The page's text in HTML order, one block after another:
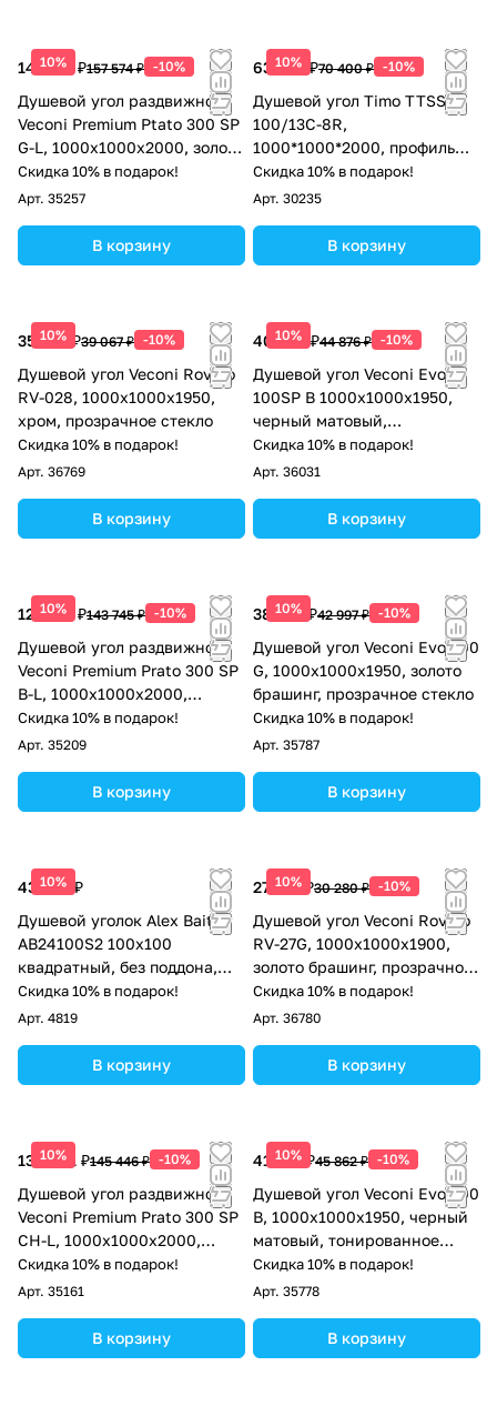
10%
141 817 ₽157 574 ₽ -10%
Душевой угол раздвижной
Veconi Premium Ptato 300 SP
G-L, 1000х1000x2000, золото
брашированный, стекло
прозрачное
Скидка 10% в подарок!
Арт. 35257
В корзину
10%
63 360 ₽70 400 ₽ -10%
Душевой угол Timo TTSS-
100/13C-8R,
1000*1000*2000, профиль
никель, стекло прозрачное 8
мм
Скидка 10% в подарок!
Арт. 30235
В корзину
10%
35 160 ₽39 067 ₽ -10%
Душевой угол Veconi Rovigo
RV-028, 1000х1000х1950,
хром, прозрачное стекло
Скидка 10% в подарок!
Арт. 36769
В корзину
10%
40 388 ₽44 876 ₽ -10%
Душевой угол Veconi Evo
100SP B 1000х1000x1950,
черный матовый,
тонированное стекло
Скидка 10% в подарок!
Арт. 36031
В корзину
10%
129 371 ₽143 745 ₽ -10%
Душевой угол раздвижной
Veconi Premium Prato 300 SP
B-L, 1000х1000x2000,
черный матовый, стекло
прозрачное
Скидка 10% в подарок!
Арт. 35209
В корзину
10%
38 697 ₽42 997 ₽ -10%
Душевой угол Veconi Evo 300
G, 1000х1000x1950, золото
брашинг, прозрачное стекло
Скидка 10% в подарок!
Арт. 35787
В корзину
10%
43 028 ₽
Душевой уголок Alex Baitler
AB24100S2 100х100
квадратный, без поддона,
тонированное стекло, хром
Скидка 10% в подарок!
Арт. 4819
В корзину
10%
27 252 ₽30 280 ₽ -10%
Душевой угол Veconi Rovigo
RV-27G, 1000x1000x1900,
золото брашинг, прозрачное
стекло
Скидка 10% в подарок!
Арт. 36780
В корзину
10%
130 901 ₽145 446 ₽ -10%
Душевой угол раздвижной
Veconi Premium Prato 300 SP
CH-L, 1000х1000x2000,
хром, стекло прозрачное
Скидка 10% в подарок!
Арт. 35161
В корзину
10%
41 276 ₽45 862 ₽ -10%
Душевой угол Veconi Evo 300
B, 1000х1000x1950, черный
матовый, тонированное
матовое стекло
Скидка 10% в подарок!
Арт. 35778
В корзину